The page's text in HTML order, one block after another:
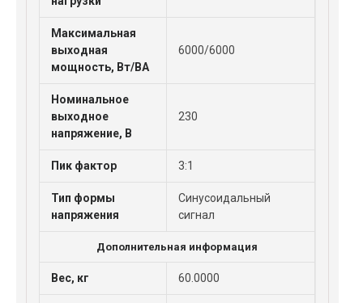
Максимальная
выходная
мощность, Вт/ВА
6000/6000
Номинальное
выходное
напряжение, В
230
Пик фактор 3:1
Тип формы
напряжения
Синусоидальный
сигнал
Дополнительная информация
Вес, кг 60.0000